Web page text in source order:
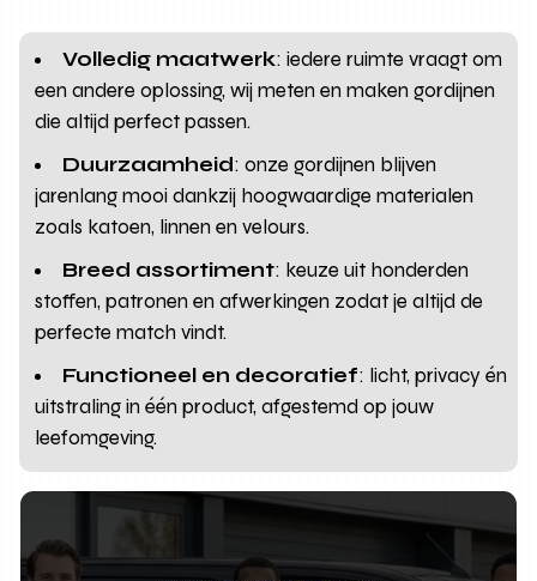
Volledig maatwerk: iedere ruimte vraagt om
een andere oplossing, wij meten en maken gordijnen
die altijd perfect passen.
Duurzaamheid: onze gordijnen blijven
jarenlang mooi dankzij hoogwaardige materialen
zoals katoen, linnen en velours.
Breed assortiment: keuze uit honderden
stoffen, patronen en afwerkingen zodat je altijd de
perfecte match vindt.
Functioneel en decoratief: licht, privacy én
uitstraling in één product, afgestemd op jouw
leefomgeving.